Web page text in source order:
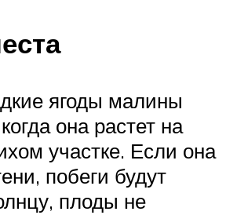
ягоды малины
она растет на
участке. Если она
побеги будут
плоды не